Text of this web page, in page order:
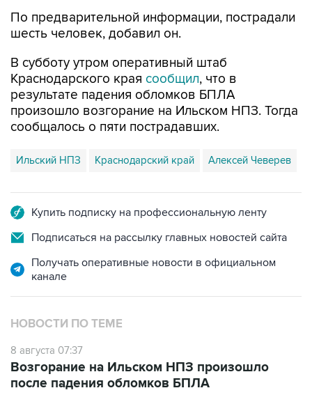
В субботу утром оперативный штаб
результате падения обломков БПЛА
произошло возгорание на Ильском НПЗ. Тогда
сообщалось о пяти пострадавших.
Ильский НПЗ Краснодарский край Алексей Чеверев
Подписаться на рассылку главных новостей сайта
Получать оперативные новости в официальном
НОВОСТИ ПО ТЕМЕ
8 августа 07:37
после падения обломков БПЛА